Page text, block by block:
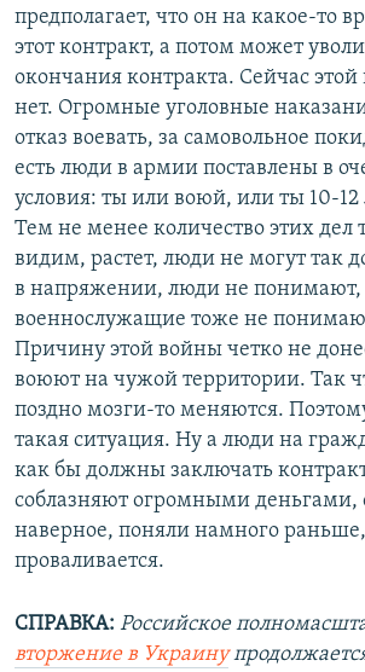
предполагает, что он на какое-то
этот контракт, а потом может
окончания контракта. Сейчас
нет. Огромные уголовные
отказ воевать, за самовольное
есть люди в армии поставлены в
условия: ты или воюй, или ты 10-
Тем не менее количество этих
видим, растет, люди не могут так
в напряжении, люди не понимают,
военнослужащие тоже не
Причину этой войны четко не
воюют на чужой территории. Так
поздно мозги-то меняются.
такая ситуация. Ну а люди на
как бы должны заключать
соблазняют огромными деньгами,
наверное, поняли намного
проваливается.
СПРАВКА: Российское
вторжение в Украину